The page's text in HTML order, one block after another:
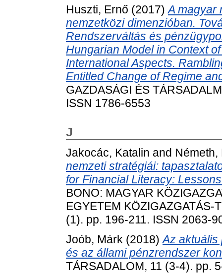
Huszti, Ernő (2017)A magyar
nemzetközi dimenzióban.
Rendszerváltás és
Hungarian Model in Context
International Aspects.
Entitled Change of Regime
GAZDASÁGI ÉS
ISSN 1786-6553
J
Jakocác, Katalin and Németh,
nemzeti stratégiái:
for Financial Literacy:
BONO: MAGYAR
EGYETEM KÖZIGAZGATÁS-
(1). pp. 196-211. ISSN 2063-
Joób, Márk (2018)Az aktuális
és az állami pénzrendszer
TÁRSADALOM, 11 (3-4). pp.